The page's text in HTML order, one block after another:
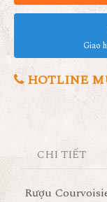
Giao
HOTLINE
CHI TIẾT
Rượu